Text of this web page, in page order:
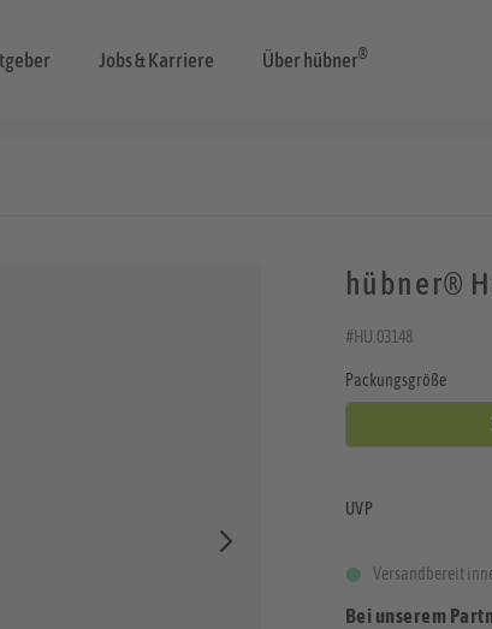
Jobs & Karriere Über hübner®
hübner®
#HU.03148
Packungsgröße
UVP
Versandbereit
Bei unserem